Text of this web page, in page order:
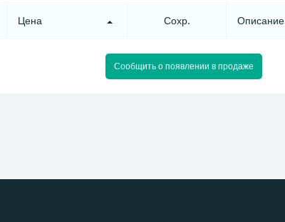
Цена Сохр. Описание
Сообщить о появлении в продаже